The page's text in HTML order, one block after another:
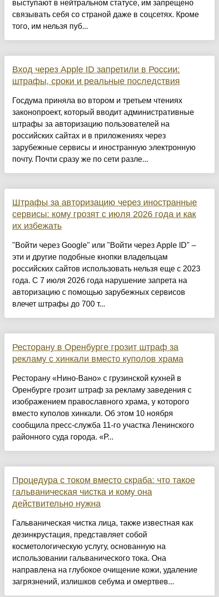
выступают в нейтральном статусе, им запрещено
связывать себя со страной даже в соцсетях. Кроме
того, им нельзя пуб...
Вход через Apple ID запретили в России:
штрафы, сроки и реальные последствия
Госдума приняла во втором и третьем чтениях
законопроект, который вводит административные
штрафы за авторизацию пользователей на
российских сайтах и в приложениях через
зарубежные сервисы и иностранную электронную
почту. Почти сразу же по сети разле...
Штрафы за авторизацию через иностранные
сервисы: кому грозят с июля 2026 года и как
их избежать
"Войти через Google" или "Войти через Аpple ID" –
эти и другие подобные кнопки владельцам
российских сайтов использовать нельзя еще с 2023
года. С 7 июля 2026 года нарушение запрета на
авторизацию с помощью зарубежных сервисов
влечет штрафы до 700 т...
Ресторану в Оренбурге грозит штраф за
рекламу с хинкали вместо куполов храма
Ресторану «Нино-Вано» с грузинской кухней в
Оренбурге грозит штраф за рекламу заведения с
изображением православного храма, у которого
вместо куполов хинкали. Об этом 10 ноября
сообщила пресс-служба 11-го участка Ленинского
районного суда города. «Р...
Процедура с током вместо скраба: что такое
гальваническая чистка и кому она
действительно нужна
Гальваническая чистка лица, также известная как
дезинкрустация, представляет собой
косметологическую услугу, основанную на
использовании гальванического тока. Она
направлена на глубокое очищение кожи, удаление
загрязнений, излишков себума и омертвев...